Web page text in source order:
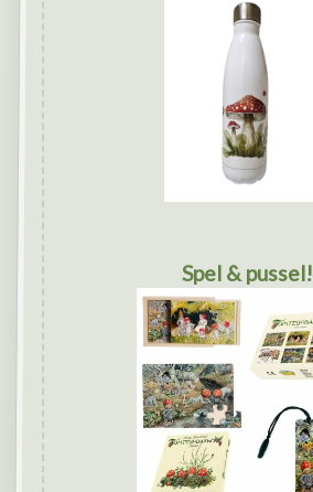
Spel & pussel!